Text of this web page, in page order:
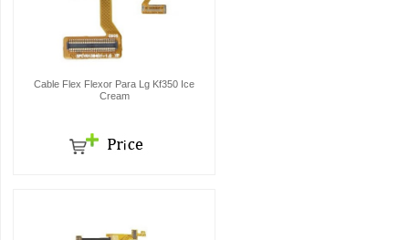
Cable Flex Flexor Para Lg Kf350 Ice
Cream